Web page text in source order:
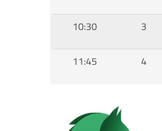
10:30 3
11:45 4